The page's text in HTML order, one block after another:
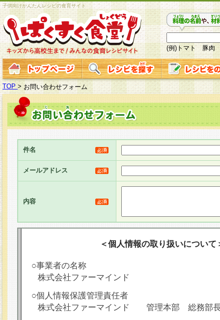
子供向けかんたんレシピの食育サイト
(例)トマト 豚肉
TOP > お問い合わせフォーム
件名
メールアドレス
内容
＜個人情報の取り扱いについて
○事業者の名称
株式会社ファーマインド
○個人情報保護管理責任者
株式会社ファーマインド 管理本部 総務部